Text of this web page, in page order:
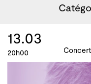
13.03
20h00